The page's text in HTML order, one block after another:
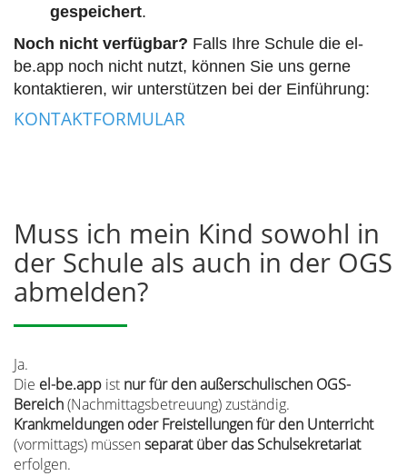
gespeichert.
Noch nicht verfügbar? Falls Ihre Schule die el-
be.app noch nicht nutzt, können Sie uns gerne
kontaktieren, wir unterstützen bei der Einführung:
KONTAKTFORMULAR
Muss ich mein Kind sowohl in
der Schule als auch in der OGS
abmelden?
Ja.
Die el-be.app ist nur für den außerschulischen OGS-
Bereich(Nachmittagsbetreuung) zuständig.
Krankmeldungen oder Freistellungen für den Unterricht
(vormittags) müssenseparat über das Schulsekretariat
erfolgen.